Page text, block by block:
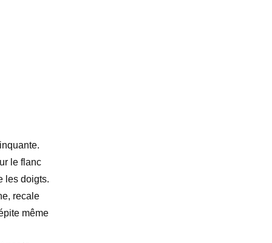
le flanc
les doigts.
recale
même